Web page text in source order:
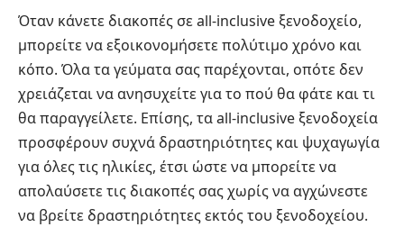
Όταν κάνετε διακοπές σε all-inclusive ξενοδοχείο,
μπορείτε να εξοικονομήσετε πολύτιμο χρόνο και
κόπο. Όλα τα γεύματα σας παρέχονται, οπότε δεν
χρειάζεται να ανησυχείτε για το πού θα φάτε και τι
θα παραγγείλετε. Επίσης, τα all-inclusive ξενοδοχεία
προσφέρουν συχνά δραστηριότητες και ψυχαγωγία
για όλες τις ηλικίες, έτσι ώστε να μπορείτε να
απολαύσετε τις διακοπές σας χωρίς να αγχώνεστε
να βρείτε δραστηριότητες εκτός του ξενοδοχείου.